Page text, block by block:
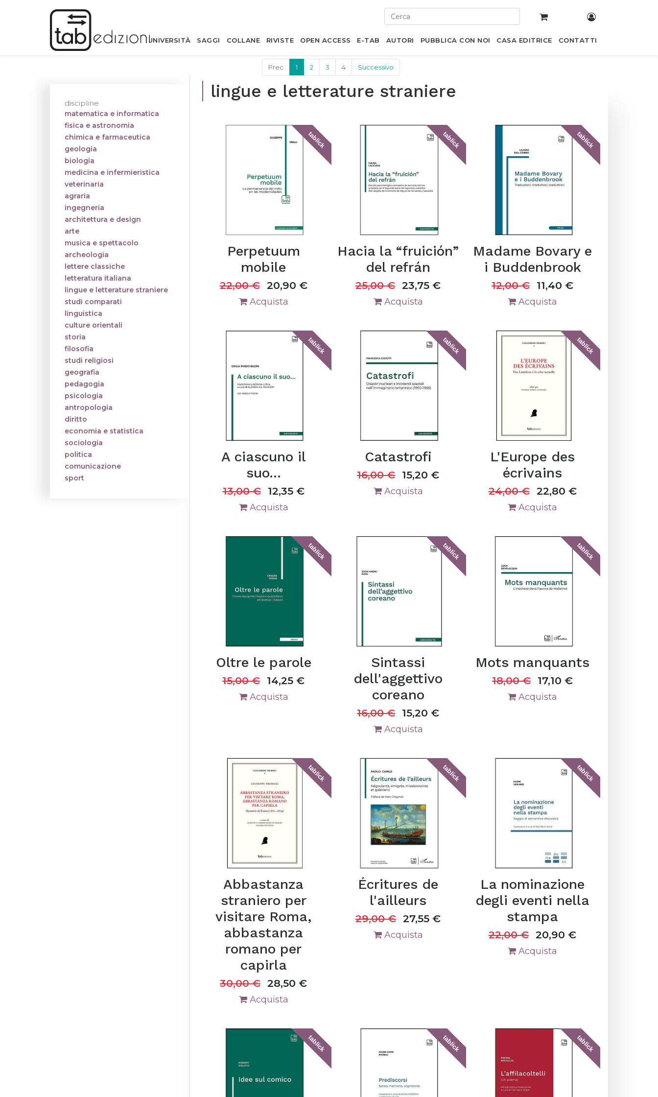
UNIVERSITÀ SAGGI COLLANE RIVISTE OPEN ACCESS E-TAB AUTORI PUBBLICA CON NOI CASA EDITRICE CONTATTI
Prec 1 2 3 4 Successivo
lingue e letterature straniere
discipline
matematica e informatica
fisica e astronomia
chimica e farmaceutica
geologia
biologia
medicina e infermieristica
veterinaria
agraria
ingegneria
architettura e design
arte
musica e spettacolo
archeologia
lettere classiche
letteratura italiana
lingue e letterature straniere
studi comparati
linguistica
culture orientali
storia
filosofia
studi religiosi
geografia
pedagogia
psicologia
antropologia
diritto
economia e statistica
sociologia
politica
comunicazione
sport
tablick
Perpetuum
mobile
22,00€ 20,90 €
Acquista
tablick
Hacia la “fruición”
del refrán
25,00€ 23,75 €
Acquista
tablick
Madame Bovary e
i Buddenbrook
12,00€ 11,40 €
Acquista
tablick
A ciascuno il
suo...
13,00€ 12,35€
Acquista
tablick
Catastrofi
16,00€ 15,20 €
Acquista
tablick
L'Europe des
écrivains
24,00€ 22,80 €
Acquista
tablick
Oltre le parole
15,00€ 14,25 €
Acquista
tablick
Sintassi
dell'aggettivo
coreano
16,00€ 15,20 €
Acquista
tablick
Mots manquants
18,00€ 17,10 €
Acquista
tablick
Abbastanza
straniero per
visitare Roma,
abbastanza
romano per
capirla
30,00€ 28,50 €
Acquista
tablick
Écritures de
l'ailleurs
29,00€ 27,55 €
Acquista
tablick
La nominazione
degli eventi nella
stampa
22,00€ 20,90 €
Acquista
tablick tablick tablick